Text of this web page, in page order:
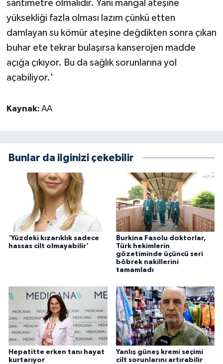
santimetre olmalıdır. Yani mangal ateşine
yüksekliği fazla olması lazım çünkü etten
damlayan su kömür ateşine değdikten sonra çıkan
buhar ete tekrar bulaşırsa kanserojen madde
açığa çıkıyor. Bu da sağlık sorunlarına yol
açabiliyor.'
Kaynak: AA
Bunlar da ilginizi çekebilir
'Yüzdeki kızarıklık sadece
hassas cilt olmayabilir'
Burkina Fasolu doktorlar,
Türk hekimlerin
gözetiminde üçüncü seri
böbrek nakillerini
tamamladı
Hepatitte erken tanı hayat
kurtarıyor
Yanlış güneş kremi seçimi
cilt sorunlarını artırabilir